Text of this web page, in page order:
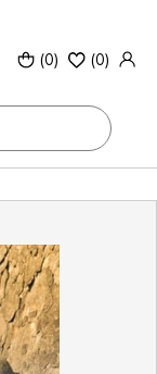
(0) (0)